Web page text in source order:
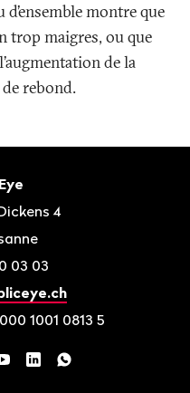
d’ensemble montre que
trop maigres, ou que
de la
rebond.
4
03 03
1001 0813 5
YouTube
LinkedInWhatsApp